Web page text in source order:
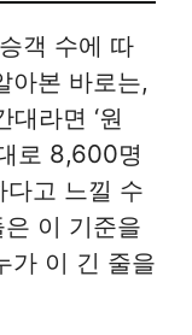
객 수에 따
아본 바로는,
라면 ‘원
로 8,600명
다고 느낄 수
이 기준을
가 이 긴 줄을